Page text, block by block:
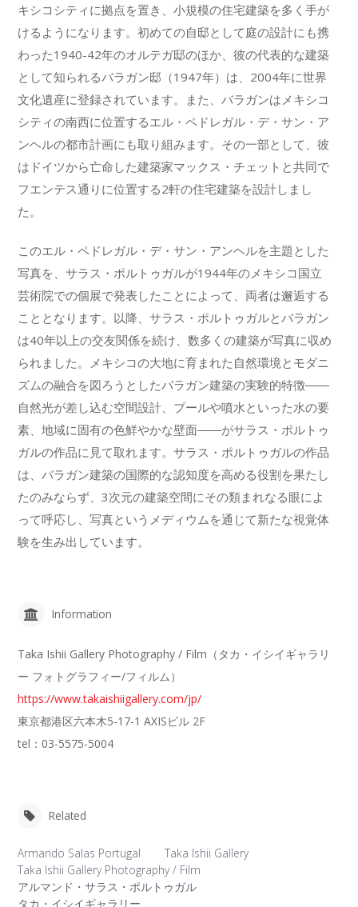
キシコシティに拠点を置き、小規模の住宅建築を多く手が
けるようになります。初めての自邸として庭の設計にも携
わった1940-42年のオルテガ邸のほか、彼の代表的な建築
として知られるバラガン邸（1947年）は、2004年に世界
文化遺産に登録されています。また、バラガンはメキシコ
シティの南西に位置するエル・ペドレガル・デ・サン・ア
ンヘルの都市計画にも取り組みます。その一部として、彼
はドイツから亡命した建築家マックス・チェットと共同で
フエンテス通りに位置する2軒の住宅建築を設計しまし
た。
このエル・ペドレガル・デ・サン・アンヘルを主題とした
写真を、サラス・ポルトゥガルが1944年のメキシコ国立
芸術院での個展で発表したことによって、両者は邂逅する
こととなります。以降、サラス・ポルトゥガルとバラガン
は40年以上の交友関係を続け、数多くの建築が写真に収め
られました。メキシコの大地に育まれた自然環境とモダニ
ズムの融合を図ろうとしたバラガン建築の実験的特徴――
自然光が差し込む空間設計、プールや噴水といった水の要
素、地域に固有の色鮮やかな壁面――がサラス・ポルトゥ
ガルの作品に見て取れます。サラス・ポルトゥガルの作品
は、バラガン建築の国際的な認知度を高める役割を果たし
たのみならず、3次元の建築空間にその類まれなる眼によ
って呼応し、写真というメディウムを通じて新たな視覚体
験を生み出しています。
Information
Taka Ishii Gallery Photography / Film（タカ・イシイギャラリ
ー フォトグラフィー/フィルム）
https://www.takaishiigallery.com/jp/
東京都港区六本木5-17-1 AXISビル 2F
tel：03-5575-5004
Related
Armando Salas Portugal
Taka Ishii Gallery
Taka Ishii Gallery Photography / Film
アルマンド・サラス・ポルトゥガル
タカ・イシイギャラリー